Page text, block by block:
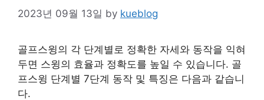
2023년 09월 13일 by kueblog
골프스윙의 각 단계별로 정확한 자세와 동작을 익혀
두면 스윙의 효율과 정확도를 높일 수 있습니다. 골
프스윙 단계별 7단계 동작 및 특징은 다음과 같습니
다.